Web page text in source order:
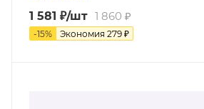
1 581 ₽/шт 1 860 ₽
-15% Экономия 279 ₽